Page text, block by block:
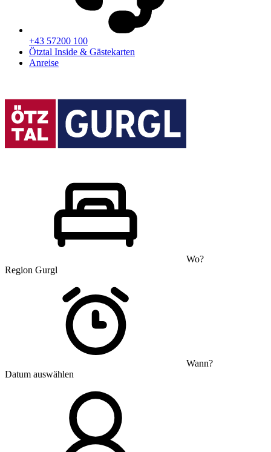
+43 57200 100
Ötztal Inside & Gästekarten
Anreise
Wo?
Region Gurgl
Wann?
Datum auswählen